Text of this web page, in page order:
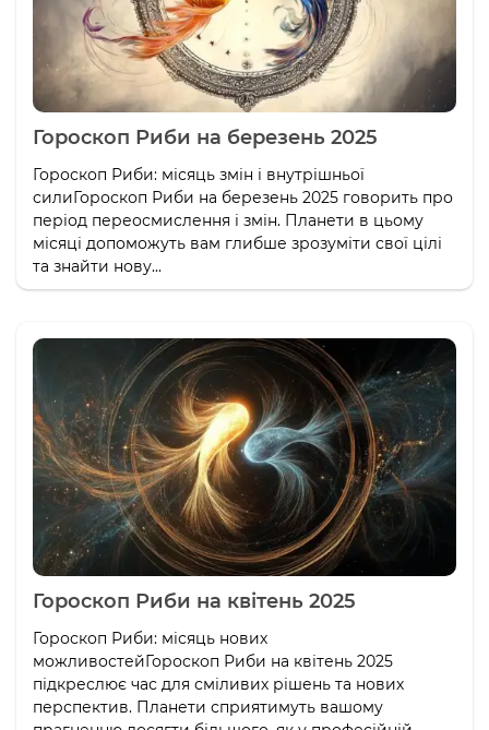
Гороскоп Риби на березень 2025
Гороскоп Риби: місяць змін і внутрішньої
силиГороскоп Риби на березень 2025 говорить про
період переосмислення і змін. Планети в цьому
місяці допоможуть вам глибше зрозуміти свої цілі
та знайти нову...
Гороскоп Риби на квітень 2025
Гороскоп Риби: місяць нових
можливостейГороскоп Риби на квітень 2025
підкреслює час для сміливих рішень та нових
перспектив. Планети сприятимуть вашому